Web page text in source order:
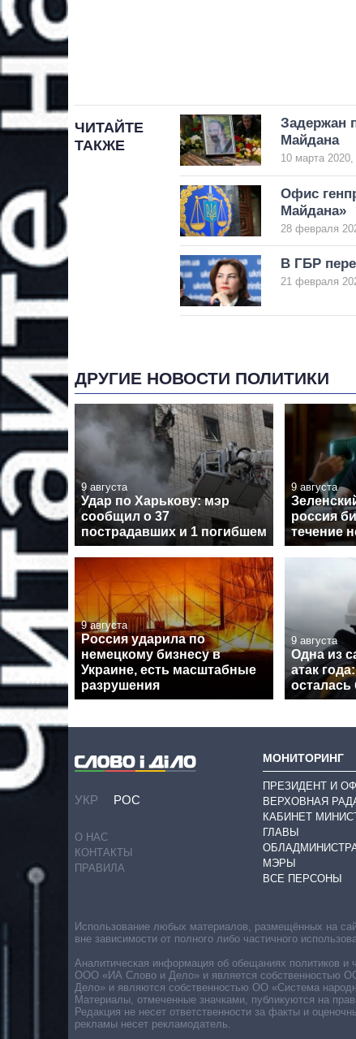
ЧИТАЙТЕ
ТАКЖЕ
Задержан
Майдана
10 марта 2020,
Офис
Майдана»
28 февраля
В ГБР
21 февраля
ДРУГИЕ НОВОСТИ ПОЛИТИКИ
9 августа
Удар по Харькову: мэр
сообщил о 37
пострадавших и 1 погибшем
9 августа
россия
течение
9 августа
Россия ударила по
немецкому бизнесу в
Украине, есть масштабные
разрушения
9 августа
Одна из
атак
осталась
УКР РОС
О НАС
КОНТАКТЫ
ПРАВИЛА
МОНИТОРИНГ
ПРЕЗИДЕНТ И
ВЕРХОВНАЯ
КАБИНЕТ
ГЛАВЫ
МЭРЫ
ВСЕ ПЕРСОНЫ
Использование любых материалов, размещённых на
вне зависимости от полного либо частичного
Аналитическая информация об обещаниях политиков и
ООО «ИА Слово и Дело» и является собственностью
Дело» и являются собственностью ОО «Система
Материалы, отмеченные значками, публикуются на
Редакция не несет ответственности за факты и
рекламы несет рекламодатель.